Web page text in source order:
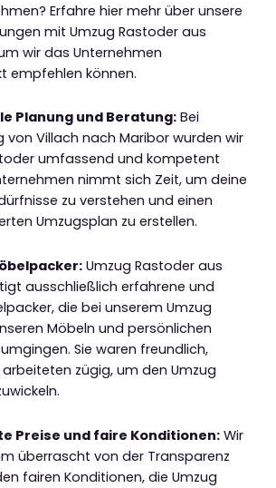
Erfahre hier mehr über unsere
mit Umzug Rastoder aus
wir das Unternehmen
empfehlen können.
Planung und Beratung: Bei
von Villach nach Maribor wurden wir
umfassend und kompetent
nimmt sich Zeit, um deine
zu verstehen und einen
Umzugsplan zu erstellen.
Umzug Rastoder aus
ausschließlich erfahrene und
die bei unserem Umzug
Möbeln und persönlichen
Sie waren freundlich,
zügig, um den Umzug
Preise und faire Konditionen: Wir
überrascht von der Transparenz
fairen Konditionen, die Umzug